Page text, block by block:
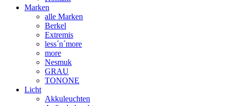
Marken
alle Marken
Berkel
Extremis
less´n´more
more
Nesmuk
GRAU
TONONE
Licht
Akkuleuchten